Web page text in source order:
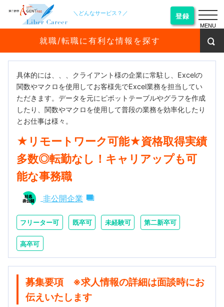
＼どんなサービス？／ 登録
就職/転職に有利な情報を探す
具体的には、、、クライアント様の企業に常駐し、Excelの
関数やマクロを使用してお客様先でExcel業務を担当してい
ただきます。データを元にピボットテーブルやグラフを作成
したり、関数やマクロを使用して普段の業務を効率化したり
とお仕事は様々。
★リモートワーク可能★資格取得実績
多数◎転勤なし！キャリアップも可
能な事務職
非公開企業
フリーター可 既卒可 未経験可 第二新卒可
高卒可
募集要項 ※求人情報の詳細は面談時にお
伝えいたします
MENU